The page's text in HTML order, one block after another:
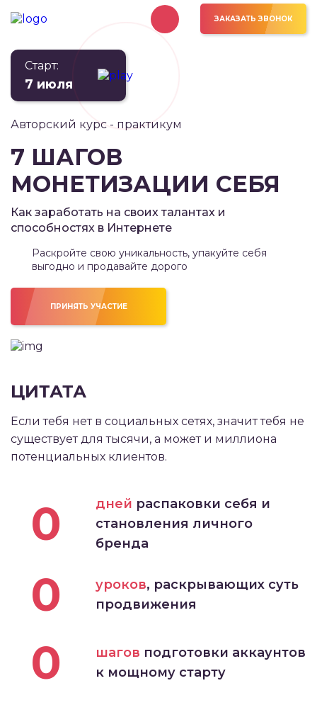
ЗАКАЗАТЬ ЗВОНОК
Авторский курс - практикум
7 ШАГОВ
МОНЕТИЗАЦИИ СЕБЯ
Как заработать на своих талантах и
способностях в Интернете
Раскройте свою уникальность, упакуйте себя
выгодно и продавайте дорого
ПРИНЯТЬ УЧАСТИЕ
Старт:
7 июля
ЦИТАТА
Если тебя нет в социальных сетях, значит тебя не
существует для тысячи, а может и миллиона
потенциальных клиентов.
0 дней распаковки себя и
становления личного
бренда
0 уроков, раскрывающих суть
продвижения
0 шагов подготовки аккаунтов
к мощному старту